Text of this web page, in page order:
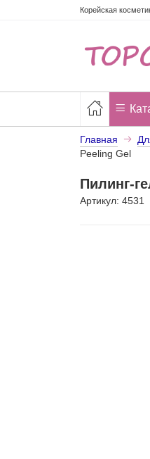
Корейская
Главная
Peeling Gel
Пилинг-
Артикул: 4531